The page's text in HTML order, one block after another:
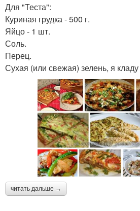
Для "Теста":
Куриная грудка - 500 г.
Яйцо - 1 шт.
Соль.
Перец.
Сухая (или свежая) зелень, я кладу
читать дальше →